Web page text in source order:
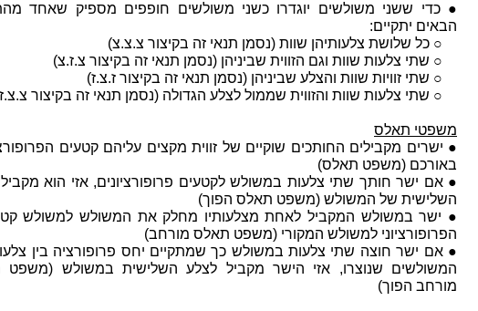
● כדי ששני משולשים יוגדרו כשני משולשים חופפים מספיק שאחד
הבאים יתקיים:
○ כל שלושת צלעותיהן שוות (נסמן תנאי זה בקיצור צ.צ.צ)
○ שתי צלעות שוות וגם הזווית שביניהן (נסמן תנאי זה בקיצור צ.ז.צ)
○ שתי זוויות שוות והצלע שביניהן (נסמן תנאי זה בקיצור ז.צ.ז)
○ שתי צלעות שוות והזווית שממול לצלע הגדולה (נסמן תנאי זה בקיצור
משפטי תאלס
● ישרים מקבילים החותכים שוקיים של זווית מקצים עליהם קטעים
באורכם (משפט תאלס)
● אם ישר חותך שתי צלעות במשולש לקטעים פרופורציונים, אזי הוא
השלישית של המשולש (משפט תאלס הפוך)
● ישר במשולש המקביל לאחת מצלעותיו מחלק את המשולש למשולש
הפרופורציוני למשולש המקורי (משפט תאלס מורחב)
● אם ישר חוצה שתי צלעות במשולש כך שמתקיים יחס פרופורציה בין
המשולשים שנוצרו, אזי הישר מקביל לצלע השלישית במשולש (משפט
מורחב הפוך)